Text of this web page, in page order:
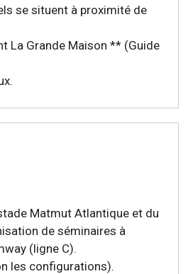
se situent à proximité de
La Grande Maison ** (Guide
Matmut Atlantique et du
de séminaires à
(ligne C).
les configurations).